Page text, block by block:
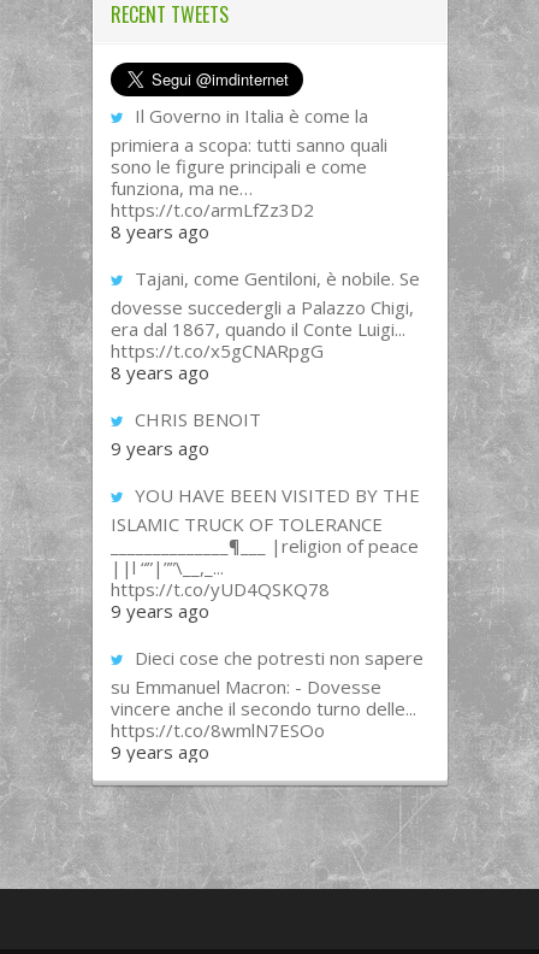
RECENT TWEETS
Il Governo in Italia è come la
primiera a scopa: tutti sanno quali
sono le figure principali e come
funziona, ma ne…
https://t.co/armLfZz3D2
8 years ago
Tajani, come Gentiloni, è nobile. Se
dovesse succedergli a Palazzo Chigi,
era dal 1867, quando il Conte Luigi...
https://t.co/x5gCNARpgG
8 years ago
CHRIS BENOIT
9 years ago
YOU HAVE BEEN VISITED BY THE
ISLAMIC TRUCK OF TOLERANCE
______________¶___ |religion of peace
||l “”|””\__,_...
https://t.co/yUD4QSKQ78
9 years ago
Dieci cose che potresti non sapere
su Emmanuel Macron: - Dovesse
vincere anche il secondo turno delle...
https://t.co/8wmlN7ESOo
9 years ago